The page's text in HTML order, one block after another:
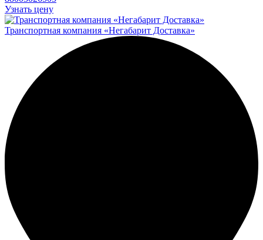
Узнать цену
Транспортная компания «Негабарит Доставка»